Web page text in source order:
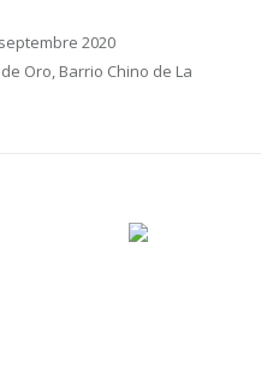
2020
Oro, Barrio Chino de La